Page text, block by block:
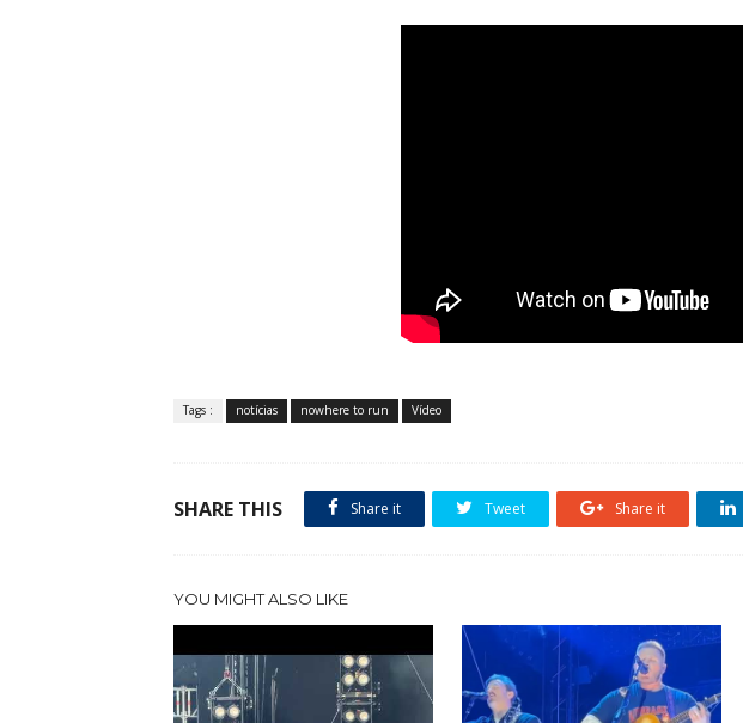
Tags : notícias nowhere to run Vídeo
SHARE THIS Share it Tweet Share it
YOU MIGHT ALSO LIKE